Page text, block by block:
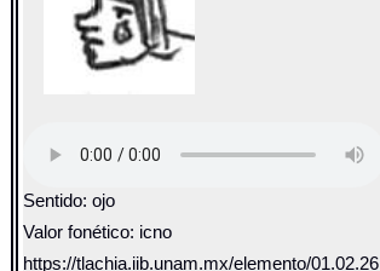
Sentido: ojo
Valor fonético: icno
https://tlachia.iib.unam.mx/elemento/01.02.26